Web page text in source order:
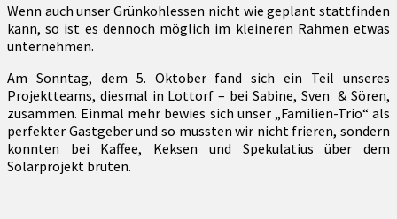
Wenn auch unser Grünkohlessen nicht wie geplant stattfinden
kann, so ist es dennoch möglich im kleineren Rahmen etwas
unternehmen.
Am Sonntag, dem 5. Oktober fand sich ein Teil unseres
Projektteams, diesmal in Lottorf – bei Sabine, Sven & Sören,
zusammen. Einmal mehr bewies sich unser „Familien-Trio“ als
perfekter Gastgeber und so mussten wir nicht frieren, sondern
konnten bei Kaffee, Keksen und Spekulatius über dem
Solarprojekt brüten.